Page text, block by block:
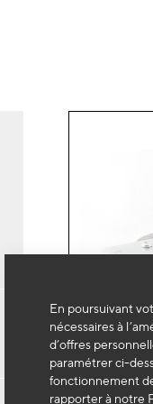
En poursuivant
nécessaires à
d’offres
paramétrer ci-
fonctionnement
rapporter à notre